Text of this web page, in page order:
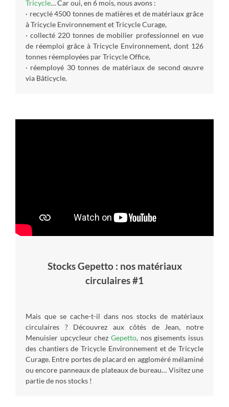
Tricycle… Car oui, en 6 mois, nous avons :
· recyclé 4500 tonnes de matières et de matériaux grâce
à Tricycle Environnement et Tricycle Curage,
· collecté 220 tonnes de mobilier professionnel en vue
de réemploi grâce à Tricycle Environnement, dont 126
tonnes réemployées par Tricycle Office,
· réemployé 30 tonnes de matériaux de second œuvre
via Bâticycle.
Stocks Gepetto : nos matériaux
circulaires #1
Mais que se cache-t-il dans nos stocks de matériaux
circulaires ? Découvrez aux côtés de Jean, notre
Menuisier upcycleur chez Gepetto, nos gisements issus
des chantiers de Tricycle Environnement et de Tricycle
Curage. Entre portes de placard en aggloméré mélaminé
ou encore panneaux de plateaux de bureau… Visitez une
partie de nos stocks !